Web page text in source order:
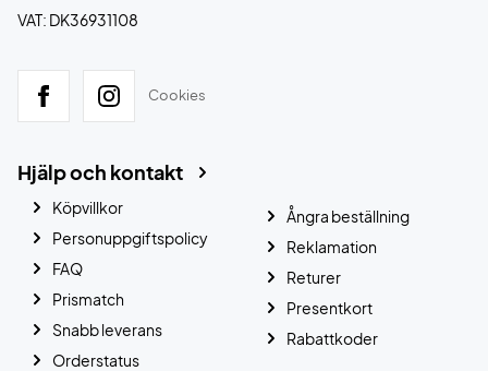
VAT: DK36931108
Cookies
Hjälp och kontakt
Köpvillkor
Personuppgiftspolicy
FAQ
Prismatch
Snabb leverans
Orderstatus
Ångra beställning
Reklamation
Returer
Presentkort
Rabattkoder